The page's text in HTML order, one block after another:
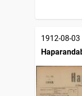
1912-08-03